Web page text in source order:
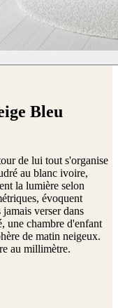
Bleu
de lui tout s'organise
au blanc ivoire,
la lumière selon
évoquent
verser dans
une chambre d'enfant
de matin neigeux.
au millimètre.